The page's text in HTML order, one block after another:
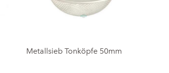
Metallsieb Tonköpfe 50mm